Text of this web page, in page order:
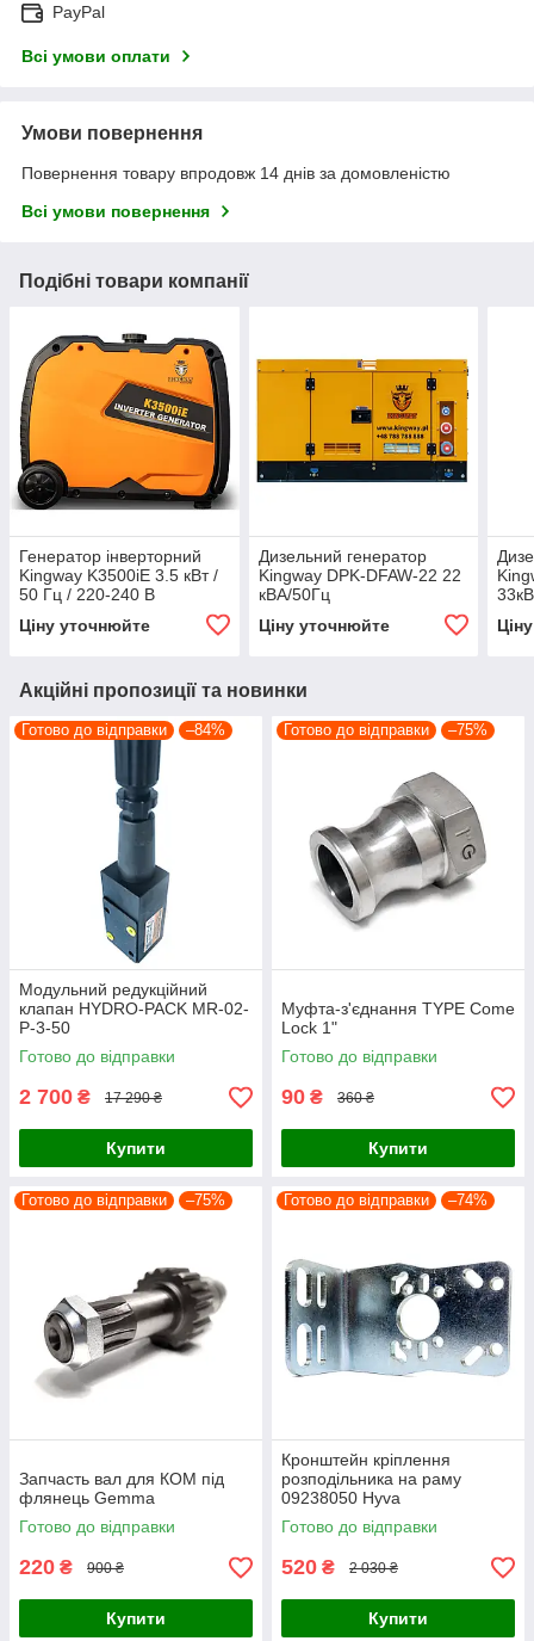
PayPal
Всі умови оплати
Умови повернення
Повернення товару впродовж 14 днів за домовленістю
Всі умови повернення
Подібні товари компанії
Генератор інверторний
Kingway K3500iE 3.5 кВт /
50 Гц / 220-240 В
Ціну уточнюйте
Дизельний генератор
Kingway DPK-DFAW-22 22
кВА/50Гц
Ціну уточнюйте
Акційні пропозиції та новинки
Готово до відправки –84%
Модульний редукційний
клапан HYDRO-PACK MR-02-
P-3-50
Готово до відправки
2 700 ₴ 17 290 ₴
Купити
Готово до відправки –75%
Муфта-з'єднання TYPE Come
Lock 1"
Готово до відправки
90 ₴ 360 ₴
Купити
Готово до відправки –75%
Запчасть вал для КОМ під
флянець Gemma
Готово до відправки
220 ₴ 900 ₴
Купити
Готово до відправки –74%
Кронштейн кріплення
розподільника на раму
09238050 Hyva
Готово до відправки
520 ₴ 2 030 ₴
Купити